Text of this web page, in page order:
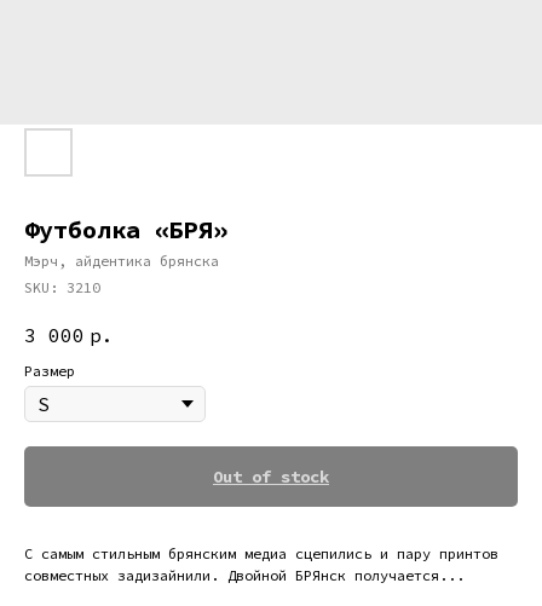
Футболка «БРЯ»
Мэрч, айдентика брянска
SKU: 3210
3 000 р.
Размер
Out of stock
С самым стильным брянским медиа сцепились и пару принтов
совместных задизайнили. Двойной БРЯнск получается...